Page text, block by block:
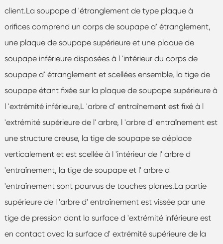
client.La soupape d 'étranglement de type plaque à
orifices comprend un corps de soupape d' étranglement,
une plaque de soupape supérieure et une plaque de
soupape inférieure disposées à l 'intérieur du corps de
soupape d' étranglement et scellées ensemble, la tige de
soupape étant fixée sur la plaque de soupape supérieure à
l 'extrémité inférieure,L 'arbre d' entraînement est fixé à l
'extrémité supérieure de l' arbre, l 'arbre d' entraînement est
une structure creuse, la tige de soupape se déplace
verticalement et est scellée à l 'intérieur de l' arbre d
'entraînement, la tige de soupape et l' arbre d
'entraînement sont pourvus de touches planes.La partie
supérieure de l 'arbre d' entraînement est vissée par une
tige de pression dont la surface d 'extrémité inférieure est
en contact avec la surface d' extrémité supérieure de la